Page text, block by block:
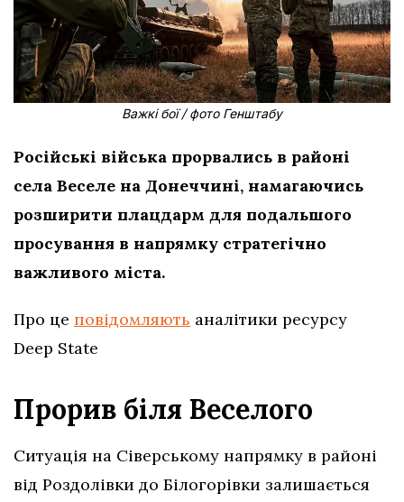
Важкі бої / фото Генштабу
Російські війська прорвались в районі
села Веселе на Донеччині, намагаючись
розширити плацдарм для подальшого
просування в напрямку стратегічно
важливого міста.
Про це повідомляють аналітики ресурсу
Deep State
Прорив біля Веселого
Ситуація на Сіверському напрямку в районі
від Роздолівки до Білогорівки залишається